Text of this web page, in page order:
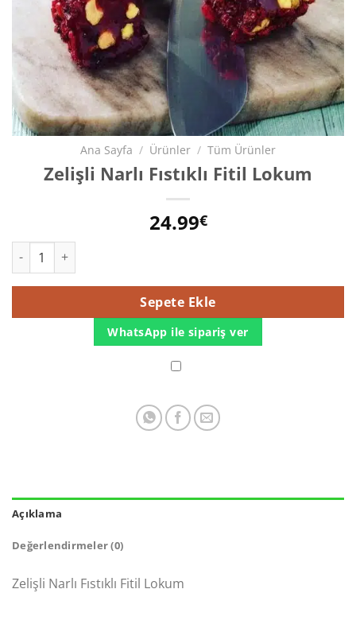
Ana Sayfa / Ürünler / Tüm Ürünler
Zelişli Narlı Fıstıklı Fitil Lokum
24.99€
Zelişli Narlı Fıstıklı Fitil Lokum adet
Sepete Ekle
WhatsApp ile sipariş ver
Açıklama
Değerlendirmeler (0)
Zelişli Narlı Fıstıklı Fitil Lokum